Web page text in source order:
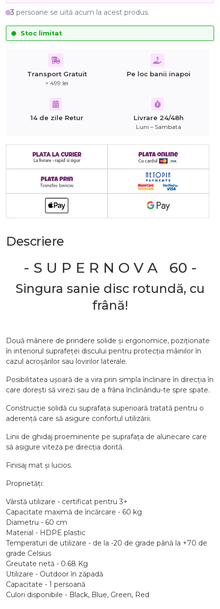
3 persoane se uită acum la acest produs.
Stoc limitat
Transport Gratuit
> 499 lei
Pe loc banii inapoi
14 de zile Retur Livrare 24/48h
Luni – Sambata
Descriere
- S U P E R N O V A 60 -
Singura sanie disc rotundă, cu
frână!
Două mânere de prindere solide și ergonomice, poziționate
în interiorul suprafeței discului pentru protecția mâinilor în
cazul acroșărilor sau lovirilor laterale.
Posibilitatea ușoară de a vira prin simpla înclinare în direcția în
care dorești să virezi sau de a frâna înclinându-te spre spate.
Construcție solidă cu suprafața superioară tratată pentru o
aderență care să asigure confortul utilizării.
Linii de ghidaj proeminente pe suprafața de alunecare care
să asigure viteza pe direcția dorită.
Finisaj mat și lucios.
Proprietăți:
Vârstă utilizare - certificat pentru 3+
Capacitate maximă de încărcare - 60 kg
Diametru - 60 cm
Material - HDPE plastic
Temperaturi de utilizare - de la -20 de grade până la +70 de
grade Celsius
Greutate netă - 0.68 Kg
Utilizare - Outdoor în zăpadă
Capacitate - 1 persoană
Culori disponibile - Black, Blue, Green, Red